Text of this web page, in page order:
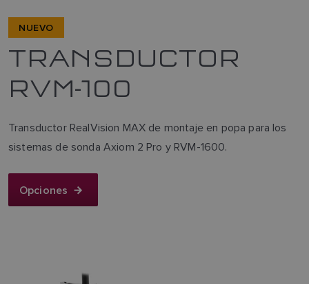
NUEVO
TRANSDUCTOR
RVM-100
Transductor RealVision MAX de montaje en popa para los
sistemas de sonda Axiom 2 Pro y RVM-1600.
Opciones